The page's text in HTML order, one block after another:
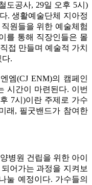
도공사, 29일 오후 5시)
. 생활예술단체 지아정
원들을 위한 예술체험
를 통해 직장인들은 몰
접 만들며 예술적 가치
다.
엠(CJ ENM)의 캠페인
시간이 마련된다. 이번
7시)이란 주제로 가수
래, 필굿밴드가 참여한
병원 건립을 위한 아이
어가는 과정을 지켜보
눌 예정이다. 가수들의